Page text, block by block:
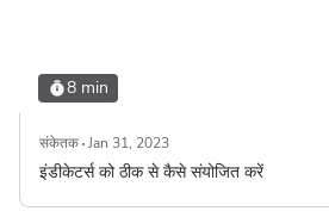
8 min
संकेतक Jan 31, 2023
इंडीकेटर्स को ठीक से कैसे संयोजित करें